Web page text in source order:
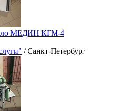
МЕДИН КГМ-4
/ Санкт-Петербург